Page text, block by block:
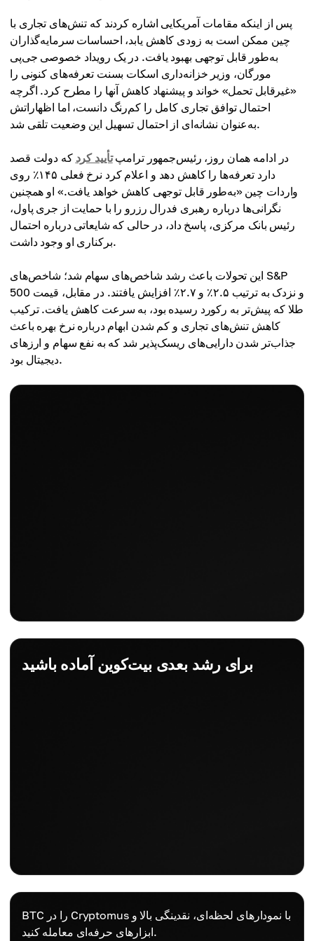
پس از اینکه مقامات آمریکایی اشاره کردند که تنش‌های تجاری با
چین ممکن است به زودی کاهش یابد، احساسات سرمایه‌گذاران
به‌طور قابل توجهی بهبود یافت. در یک رویداد خصوصی جی‌پی
مورگان، وزیر خزانه‌داری اسکات بسنت تعرفه‌های کنونی را
«غیرقابل تحمل» خواند و پیشنهاد کاهش آنها را مطرح کرد. اگرچه
احتمال توافق تجاری کامل را کم‌رنگ دانست، اما اظهاراتش
به‌عنوان نشانه‌ای از احتمال تسهیل این وضعیت تلقی شد.
در ادامه همان روز، رئیس‌جمهور ترامپتأیید کرد که دولت قصد
دارد تعرفه‌ها را کاهش دهد و اعلام کرد نرخ فعلی ۱۴۵٪ روی
واردات چین «به‌طور قابل توجهی کاهش خواهد یافت.» او همچنین
نگرانی‌ها درباره رهبری فدرال رزرو را با حمایت از جری پاول،
رئیس بانک مرکزی، پاسخ داد، در حالی که شایعاتی درباره احتمال
برکناری او وجود داشت.
این تحولات باعث رشد شاخص‌های سهام شد؛ شاخص‌های S&P
500 و نزدک به ترتیب ۲.۵٪ و ۲.۷٪ افزایش یافتند. در مقابل، قیمت
طلا که پیش‌تر به رکورد رسیده بود، به سرعت کاهش یافت. ترکیب
کاهش تنش‌های تجاری و کم شدن ابهام درباره نرخ بهره باعث
جذاب‌تر شدن دارایی‌های ریسک‌پذیر شد که به نفع سهام و ارزهای
دیجیتال بود.
برای رشد بعدی بیت‌کوین آماده باشید
BTC را در Cryptomus با نمودارهای لحظه‌ای، نقدینگی بالا و
ابزارهای حرفه‌ای معامله کنید.